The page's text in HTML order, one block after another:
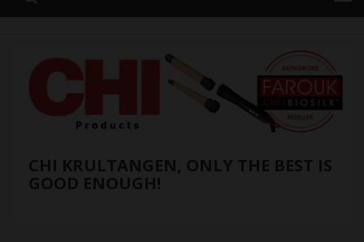
CHI KRULTANGEN, ONLY THE BEST IS
GOOD ENOUGH!